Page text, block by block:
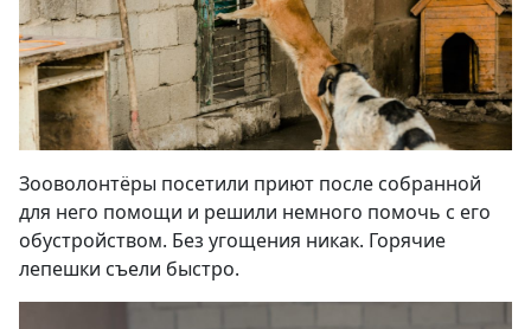
Зооволонтёры посетили приют после собранной
для него помощи и решили немного помочь с его
обустройством. Без угощения никак. Горячие
лепешки съели быстро.